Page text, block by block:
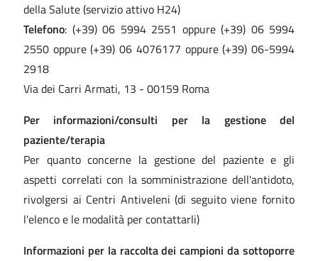
della Salute (servizio attivo H24)
Telefono: (+39) 06 5994 2551 oppure (+39) 06 5994
2550 oppure (+39) 06 4076177 oppure (+39) 06-5994
2918
Via dei Carri Armati, 13 - 00159 Roma
Per informazioni/consulti per la gestione del
paziente/terapia
Per quanto concerne la gestione del paziente e gli
aspetti correlati con la somministrazione dell'antidoto,
rivolgersi ai Centri Antiveleni (di seguito viene fornito
l'elenco e le modalità per contattarli)
Informazioni per la raccolta dei campioni da sottoporre